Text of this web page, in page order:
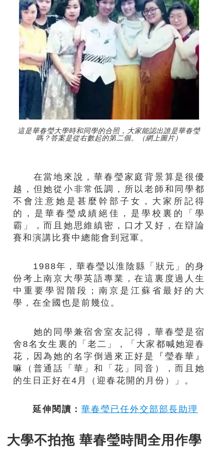
這是華春瑩大學時和同學的合照，大家能認出誰是華春瑩
嗎？答案是從右數起的第二個。（網上圖片）
在當地來說，華春瑩家庭背景算是很優
越，但她從小非常低調，所以老師和同學都
不會注意她是甚麼幹部子女，大家所記得
的，是華春瑩成績絕佳，是學校裏的「學
霸」，而且她思維縝密，口才又好，在辯論
賽和演講比賽中總能會到冠軍。
1988年，華春瑩以淮陰縣「狀元」的身
份考上南京大學英語專業，在這裏度過人生
中重要學習階段；南京是江蘇省最好的大
學，在全國也是前幾位。
她的同學兼宿舍室友記得，華春瑩是宿
舍8名女生裏的「老二」，「大家都喊她迎春
花，因為她的名字倒過來正好是『瑩春華』
嘛（普通話「華」和「花」同音），而且她
的生日正好在4月（迎春花開的月份）」。
延伸閱讀：華春瑩已任外交部部長助理
大學不拍拖 華春瑩時間全用作學